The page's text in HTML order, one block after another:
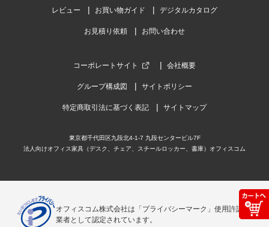
レビュー お買い物ガイド デジタルカタログ
お見積り依頼 お問い合わせ
コーポレートサイト 会社概要
グループ構成図 サイトポリシー
特定商取引法に基づく表記 サイトマップ
東京都千代田区九段北4-1-7 九段センタービル7F
法人向けオフィス家具（デスク、チェア、スチールロッカー、書庫）オフィスコム
オフィスコム株式会社は「プライバシーマーク」使用許諾事
業者として認定されています。